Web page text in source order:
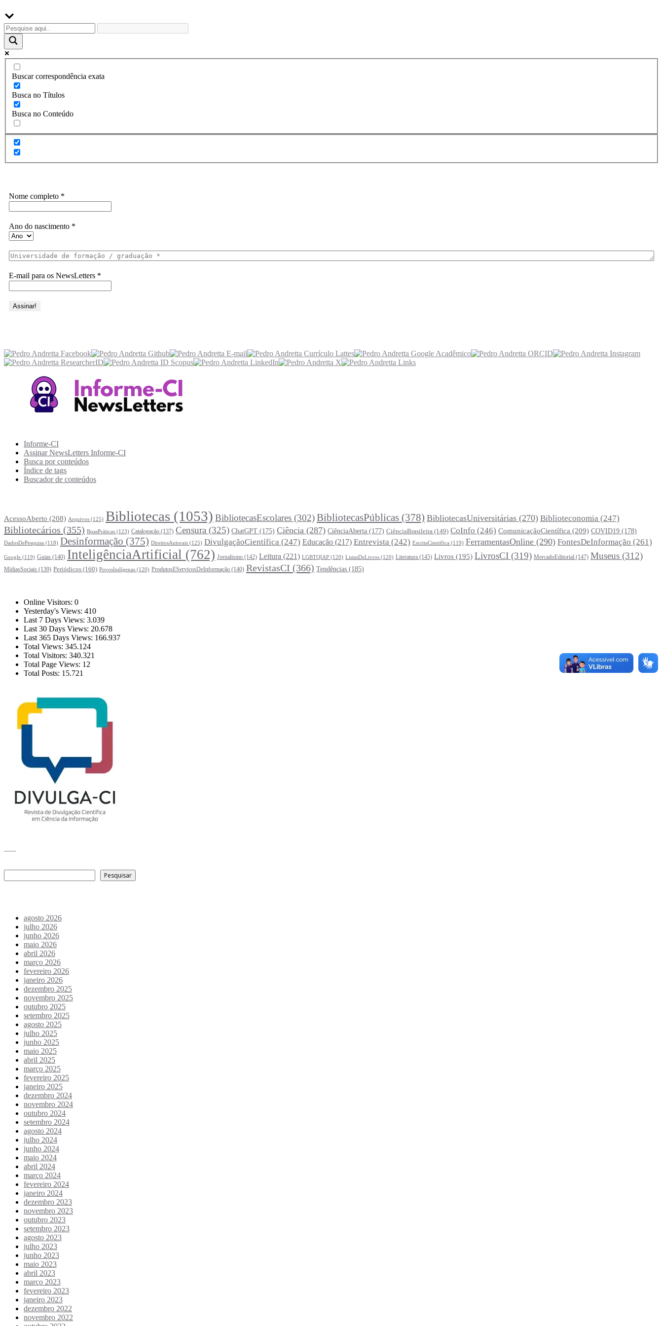
Buscar correspondência exata
Busca no Títulos
Busca no Conteúdo
Nome completo *
Ano do nascimento *
E-mail para os NewsLetters *
Informe-CI
Assinar NewsLetters Informe-CI
Busca por conteúdos
Índice de tags
Buscador de conteúdos
AcessoAberto (208) Arquivos (125) Bibliotecas (1053) BibliotecasEscolares (302)BibliotecasPúblicas (378) BibliotecasUniversitárias (270) Biblioteconomia (247)
Bibliotecários (355) BoasPráticas (123) Catalogação (137) Censura (325) ChatGPT (175) Ciência (287) CiênciaAberta (177) CiênciaBrasileira (149) CoInfo (246) ComunicaçãoCientífica (209) COVID19 (178)
DadosDePesquisa (118) Desinformação (375) DireitosAutorais (125) DivulgaçãoCientífica (247) Educação (217) Entrevista (242) EscritaCientífica (119) FerramentasOnline (290) FontesDeInformação (261)
Google (119) Guias (140) InteligênciaArtificial (762) Jornalismo (142) Leitura (221) LGBTQIAP (120) ListasDeLivros (120) Literatura (145) Livros (195) LivrosCI (319) MercadoEditorial (147) Museus (312)
MídiasSociais (139) Periódicos (160) PovosIndígenas (120) ProdutosEServiçosDeInformação (140) RevistasCI (366) Tendências (185)
Online Visitors: 0
Yesterday's Views: 410
Last 7 Days Views: 3.039
Last 30 Days Views: 20.678
Last 365 Days Views: 166.937
Total Views: 345.124
Total Visitors: 340.321
Total Page Views: 12
Total Posts: 15.721
Pesquisar
agosto 2026
julho 2026
junho 2026
maio 2026
abril 2026
março 2026
fevereiro 2026
janeiro 2026
dezembro 2025
novembro 2025
outubro 2025
setembro 2025
agosto 2025
julho 2025
junho 2025
maio 2025
abril 2025
março 2025
fevereiro 2025
janeiro 2025
dezembro 2024
novembro 2024
outubro 2024
setembro 2024
agosto 2024
julho 2024
junho 2024
maio 2024
abril 2024
março 2024
fevereiro 2024
janeiro 2024
dezembro 2023
novembro 2023
outubro 2023
setembro 2023
agosto 2023
julho 2023
junho 2023
maio 2023
abril 2023
março 2023
fevereiro 2023
janeiro 2023
dezembro 2022
novembro 2022